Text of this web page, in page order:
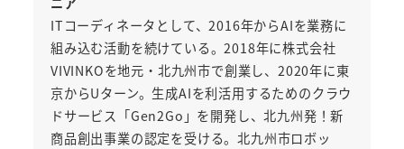
ITコーディネータとして、2016年からAIを業務に
組み込む活動を続けている。2018年に株式会社
VIVINKOを地元・北九州市で創業し、2020年に東
京からUターン。生成AIを利活用するためのクラウ
ドサービス「Gen2Go」を開発し、北九州発！新
商品創出事業の認定を受ける。北九州市ロボッ